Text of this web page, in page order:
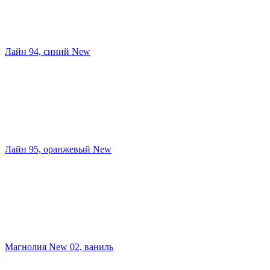
Лайн 94, синий New
Лайн 95, оранжевый New
Магнолия New 02, ваниль